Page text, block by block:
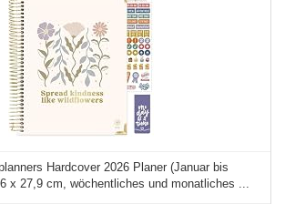
Hardcover 2026 Planer (Januar bis
x 27,9 cm, wöchentliches und monatliches ...